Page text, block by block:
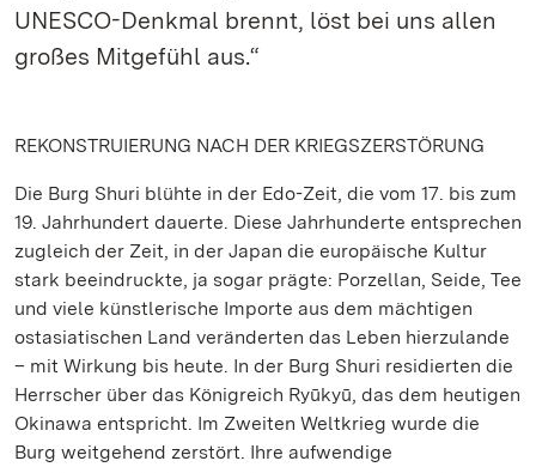
UNESCO-Denkmal brennt, löst bei uns allen
großes Mitgefühl aus.“
REKONSTRUIERUNG NACH DER KRIEGSZERSTÖRUNG
Die Burg Shuri blühte in der Edo-Zeit, die vom 17. bis zum
19. Jahrhundert dauerte. Diese Jahrhunderte entsprechen
zugleich der Zeit, in der Japan die europäische Kultur
stark beeindruckte, ja sogar prägte: Porzellan, Seide, Tee
und viele künstlerische Importe aus dem mächtigen
ostasiatischen Land veränderten das Leben hierzulande
– mit Wirkung bis heute. In der Burg Shuri residierten die
Herrscher über das Königreich Ryūkyū, das dem heutigen
Okinawa entspricht. Im Zweiten Weltkrieg wurde die
Burg weitgehend zerstört. Ihre aufwendige